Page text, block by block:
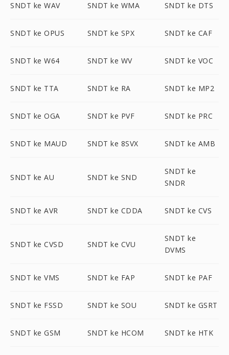
SNDT ke WAV SNDT ke WMA SNDT ke DTS
SNDT ke OPUS SNDT ke SPX SNDT ke CAF
SNDT ke W64 SNDT ke WV SNDT ke VOC
SNDT ke TTA SNDT ke RA SNDT ke MP2
SNDT ke OGA SNDT ke PVF SNDT ke PRC
SNDT ke MAUD SNDT ke 8SVX SNDT ke AMB
SNDT ke AU SNDT ke SND
SNDT ke
SNDR
SNDT ke AVR SNDT ke CDDA SNDT ke CVS
SNDT ke CVSD SNDT ke CVU
SNDT ke
DVMS
SNDT ke VMS SNDT ke FAP SNDT ke PAF
SNDT ke FSSD SNDT ke SOU SNDT ke GSRT
SNDT ke GSM SNDT ke HCOM SNDT ke HTK